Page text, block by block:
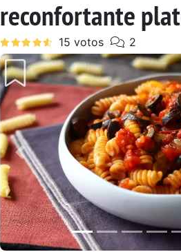
reconfortante
Anterior